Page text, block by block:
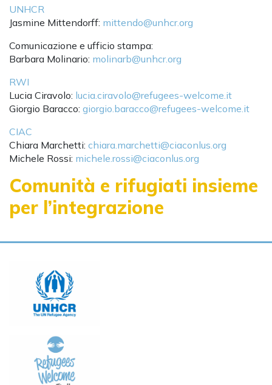
UNHCR
Jasmine Mittendorff: mittendo@unhcr.org
Comunicazione e ufficio stampa:
Barbara Molinario: molinarb@unhcr.org
RWI
Lucia Ciravolo: lucia.ciravolo@refugees-welcome.it
Giorgio Baracco: giorgio.baracco@refugees-welcome.it
CIAC
Chiara Marchetti: chiara.marchetti@ciaconlus.org
Michele Rossi: michele.rossi@ciaconlus.org
Comunità e rifugiati insieme
per l’integrazione